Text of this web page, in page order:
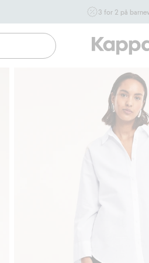
3 for 2 på
inngår i tilbudet tom. 17/8 i butikk
eller blir medlem. Kan ikke
eller rabatter.
Handle nå
Gratis